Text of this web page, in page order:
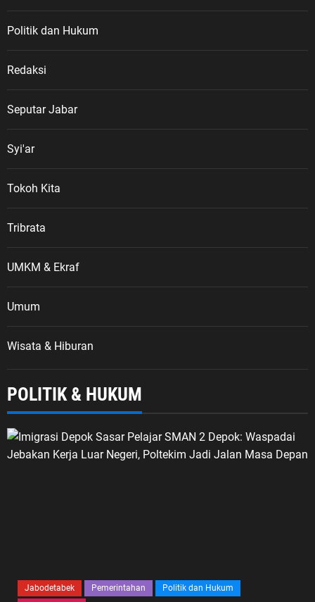
Politik dan Hukum
Redaksi
Seputar Jabar
Syi'ar
Tokoh Kita
Tribrata
UMKM & Ekraf
Umum
Wisata & Hiburan
POLITIK & HUKUM
Jabodetabek Pemerintahan
Politik dan Hukum